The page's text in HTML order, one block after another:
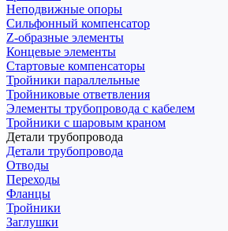
Неподвижные опоры
Cильфонный компенсатор
Z-образные элементы
Концевые элементы
Стартовые компенсаторы
Тройники параллельные
Тройниковые ответвления
Элементы трубопровода с кабелем
Тройники с шаровым краном
Детали трубопровода
Детали трубопровода
Отводы
Переходы
Фланцы
Тройники
Заглушки